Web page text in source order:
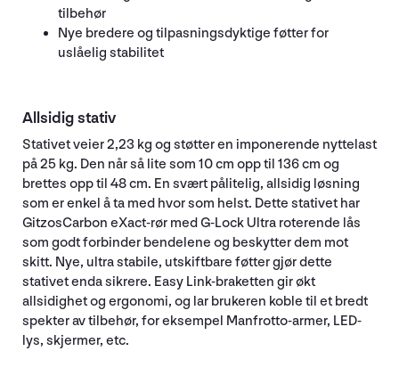
tilbehør
Nye bredere og tilpasningsdyktige føtter for
uslåelig stabilitet
Allsidig stativ
Stativet veier 2,23 kg og støtter en imponerende nyttelast
på 25 kg. Den når så lite som 10 cm opp til 136 cm og
brettes opp til 48 cm. En svært pålitelig, allsidig løsning
som er enkel å ta med hvor som helst. Dette stativet har
GitzosCarbon eXact-rør med G-Lock Ultra roterende lås
som godt forbinder bendelene og beskytter dem mot
skitt. Nye, ultra stabile, utskiftbare føtter gjør dette
stativet enda sikrere. Easy Link-braketten gir økt
allsidighet og ergonomi, og lar brukeren koble til et bredt
spekter av tilbehør, for eksempel Manfrotto-armer, LED-
lys, skjermer, etc.